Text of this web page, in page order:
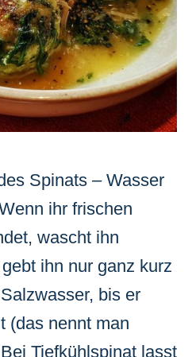
Spinats – Wasser
ihr frischen
wascht ihn
ihn nur ganz kurz
bis er
(das nennt man
Tiefkühlspinat lasst